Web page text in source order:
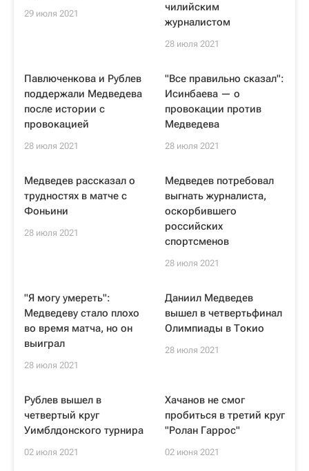
29 июля 2021
чилийским
журналистом
28 июля 2021
Павлюченкова и Рублев
поддержали Медведева
после истории с
провокацией
28 июля 2021
"Все правильно сказал":
Исинбаева — о
провокации против
Медведева
28 июля 2021
Медведев рассказал о
трудностях в матче с
Фоньини
28 июля 2021
Медведев потребовал
выгнать журналиста,
оскорбившего
российских
спортсменов
28 июля 2021
"Я могу умереть":
Медведеву стало плохо
во время матча, но он
выиграл
28 июля 2021
Даниил Медведев
вышел в четвертьфинал
Олимпиады в Токио
28 июля 2021
Рублев вышел в
четвертый круг
Уимблдонского турнира
02 июля 2021
Хачанов не смог
пробиться в третий круг
"Ролан Гаррос"
02 июня 2021